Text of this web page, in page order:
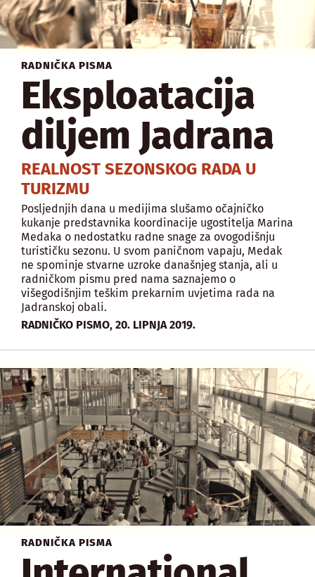
RADNIČKA PISMA
Eksploatacija
diljem Jadrana
REALNOST SEZONSKOG RADA U
TURIZMU
Posljednjih dana u medijima slušamo očajničko
kukanje predstavnika koordinacije ugostitelja Marina
Medaka o nedostatku radne snage za ovogodišnju
turističku sezonu. U svom paničnom vapaju, Medak
ne spominje stvarne uzroke današnjeg stanja, ali u
radničkom pismu pred nama saznajemo o
višegodišnjim teškim prekarnim uvjetima rada na
Jadranskoj obali.
RADNIČKO PISMO, 20. LIPNJA 2019.
RADNIČKA PISMA